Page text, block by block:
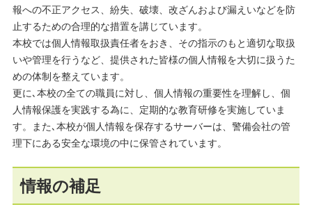
報への不正アクセス、紛失、破壊、改ざんおよび漏えいなどを防
止するための合理的な措置を講じています。
本校では個人情報取扱責任者をおき、その指示のもと適切な取扱
いや管理を行うなど、提供された皆様の個人情報を大切に扱うた
めの体制を整えています。
更に､本校の全ての職員に対し、個人情報の重要性を理解し、個
人情報保護を実践する為に、定期的な教育研修を実施していま
す。また､本校が個人情報を保存するサーバーは、警備会社の管
理下にある安全な環境の中に保管されています。
情報の補足